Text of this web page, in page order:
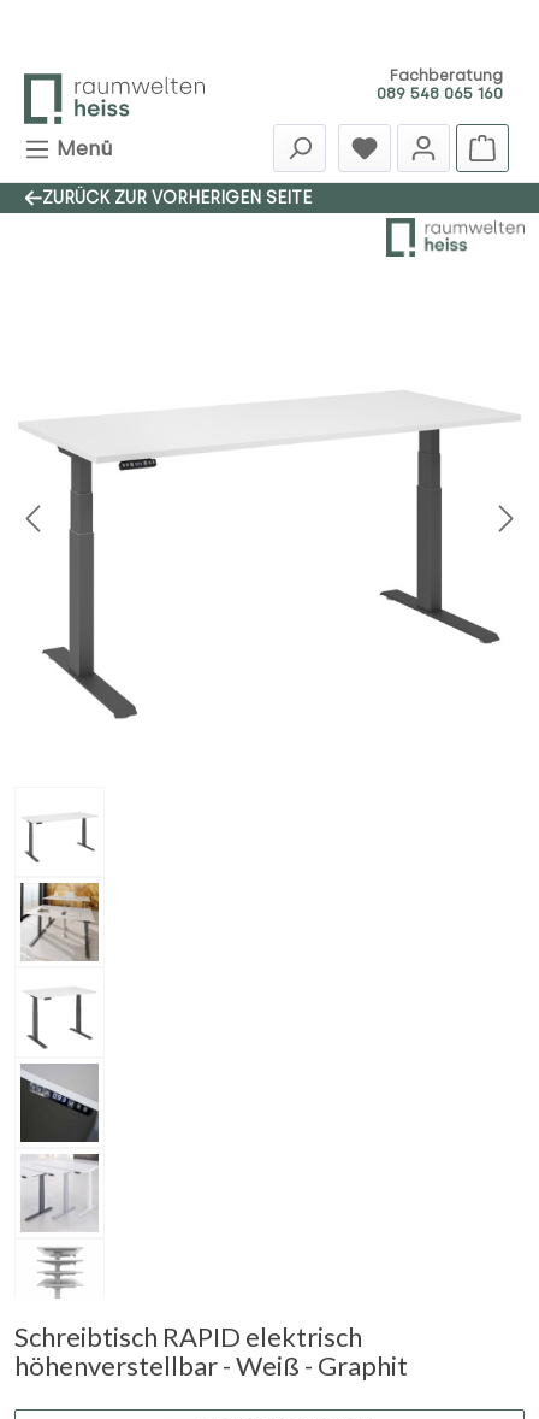
Fachberatung
089 548 065 160
Menü
ZURÜCK ZUR VORHERIGEN SEITE
Schreibtisch RAPID elektrisch
höhenverstellbar - Weiß - Graphit